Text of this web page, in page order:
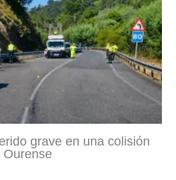
grave en una colisión
Ourense